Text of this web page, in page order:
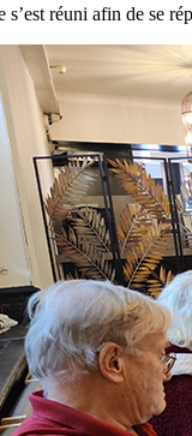
réuni afin de se